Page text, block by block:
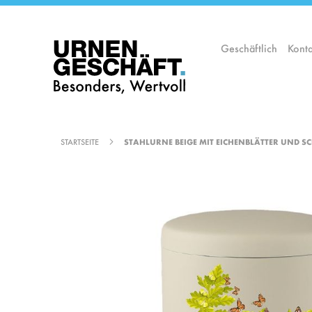
springen
Geschäftlich
STARTSEITE STAHLURNE BEIGE MIT EICHENBLÄTTER UND